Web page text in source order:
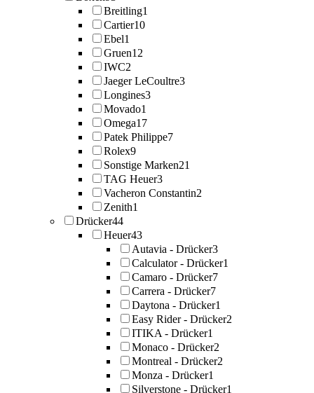
Breitling1
Cartier10
Ebel1
Gruen12
IWC2
Jaeger LeCoultre3
Longines3
Movado1
Omega17
Patek Philippe7
Rolex9
Sonstige Marken21
TAG Heuer3
Vacheron Constantin2
Zenith1
Drücker44
Heuer43
Autavia - Drücker3
Calculator - Drücker1
Camaro - Drücker7
Carrera - Drücker7
Daytona - Drücker1
Easy Rider - Drücker2
ITIKA - Drücker1
Monaco - Drücker2
Montreal - Drücker2
Monza - Drücker1
Silverstone - Drücker1